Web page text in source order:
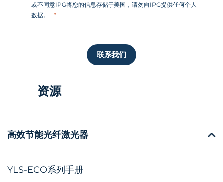
或不同意IPG将您的信息存储于美国，请勿向IPG提供任何个人
数据。
联系我们
资源
高效节能光纤激光器
YLS-ECO系列手册